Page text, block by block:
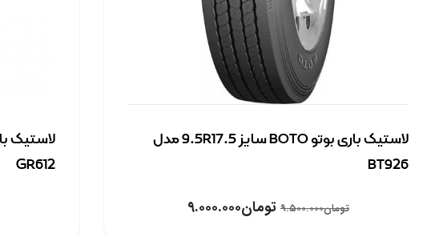
لاستیک باری بوتو BOTO سایز 9.5R17.5 مدل
BT926
تومان۹.۵۰۰.۰۰۰ تومان۹.۰۰۰.۰۰۰
GR612